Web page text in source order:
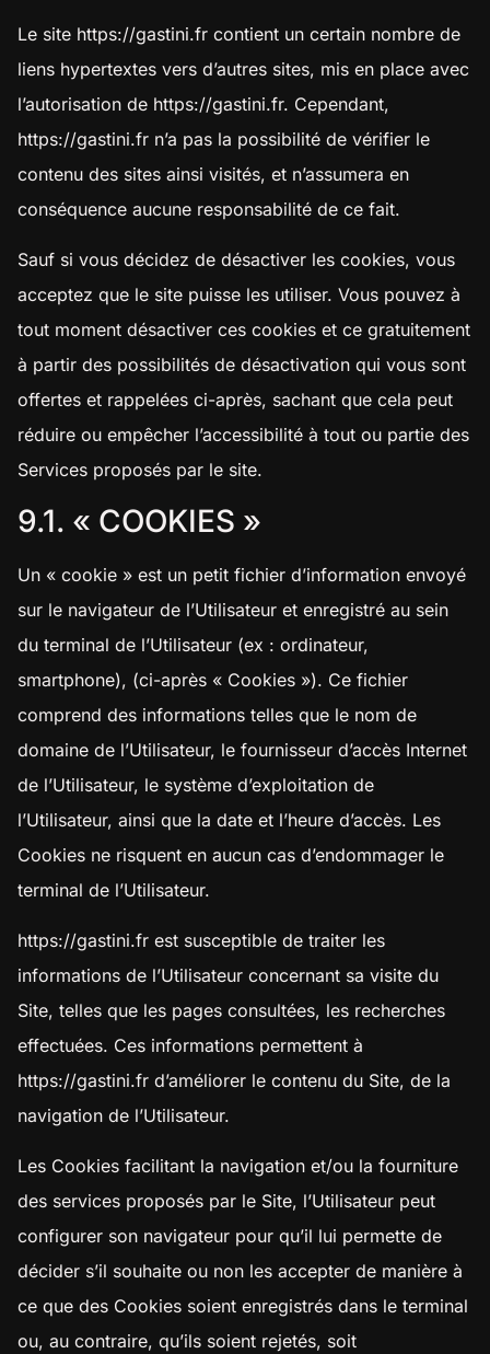
Le site https://gastini.fr contient un certain nombre de
liens hypertextes vers d’autres sites, mis en place avec
l’autorisation de https://gastini.fr. Cependant,
https://gastini.fr n’a pas la possibilité de vérifier le
contenu des sites ainsi visités, et n’assumera en
conséquence aucune responsabilité de ce fait.
Sauf si vous décidez de désactiver les cookies, vous
acceptez que le site puisse les utiliser. Vous pouvez à
tout moment désactiver ces cookies et ce gratuitement
à partir des possibilités de désactivation qui vous sont
offertes et rappelées ci-après, sachant que cela peut
réduire ou empêcher l’accessibilité à tout ou partie des
Services proposés par le site.
9.1. « COOKIES »
Un « cookie » est un petit fichier d’information envoyé
sur le navigateur de l’Utilisateur et enregistré au sein
du terminal de l’Utilisateur (ex : ordinateur,
smartphone), (ci-après « Cookies »). Ce fichier
comprend des informations telles que le nom de
domaine de l’Utilisateur, le fournisseur d’accès Internet
de l’Utilisateur, le système d’exploitation de
l’Utilisateur, ainsi que la date et l’heure d’accès. Les
Cookies ne risquent en aucun cas d’endommager le
terminal de l’Utilisateur.
https://gastini.fr est susceptible de traiter les
informations de l’Utilisateur concernant sa visite du
Site, telles que les pages consultées, les recherches
effectuées. Ces informations permettent à
https://gastini.fr d’améliorer le contenu du Site, de la
navigation de l’Utilisateur.
Les Cookies facilitant la navigation et/ou la fourniture
des services proposés par le Site, l’Utilisateur peut
configurer son navigateur pour qu’il lui permette de
décider s’il souhaite ou non les accepter de manière à
ce que des Cookies soient enregistrés dans le terminal
ou, au contraire, qu’ils soient rejetés, soit